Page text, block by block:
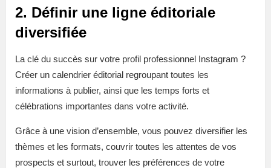
2. Définir une ligne éditoriale
diversifiée
La clé du succès sur votre profil professionnel Instagram ?
Créer un calendrier éditorial regroupant toutes les
informations à publier, ainsi que les temps forts et
célébrations importantes dans votre activité.
Grâce à une vision d’ensemble, vous pouvez diversifier les
thèmes et les formats, couvrir toutes les attentes de vos
prospects et surtout, trouver les préférences de votre